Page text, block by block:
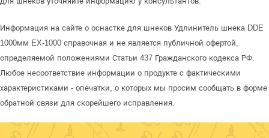
Информация на сайте о оснастке для шнеков Удлинитель шнека DDE
1000мм EX-1000 справочная и не является публичной офертой,
определяемой положениями Статьи 437 Гражданского кодекса РФ.
Любое несоответствие информации о продукте с фактическими
характеристиками - опечатки, о которых мы просим сообщать в форме
обратной связи для скорейшего исправления.